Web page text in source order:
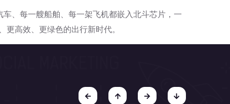
、每一艘船舶、每一架飞机都嵌入北斗芯片，一
高效、更绿色的出行新时代。